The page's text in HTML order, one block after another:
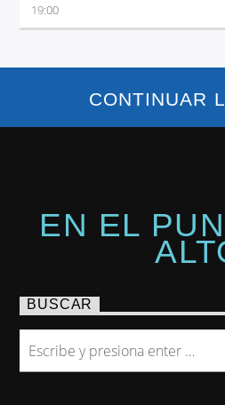
19:00
CONTINUAR
EN EL
BUSCAR